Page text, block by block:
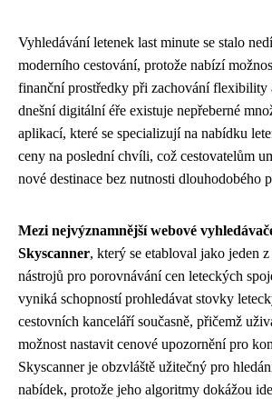
Vyhledávání letenek last minute se stalo
moderního cestování, protože nabízí
finanční prostředky při zachování flexibility
dnešní digitální éře existuje nepřeberné
aplikací, které se specializují na nabídku
ceny na poslední chvíli, což cestovatelům
nové destinace bez nutnosti dlouhodobého
Mezi nejvýznamnější webové
Skyscanner, který se etabloval jako jeden
nástrojů pro porovnávání cen leteckých
vyniká schopností prohledávat stovky
cestovních kanceláří současně, přičemž
možnost nastavit cenové upozornění pro
Skyscanner je obzvláště užitečný pro
nabídek, protože jeho algoritmy dokážou